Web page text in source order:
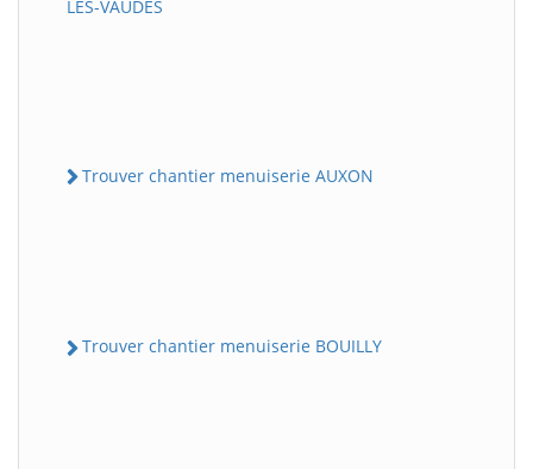
LES-VAUDES
Trouver chantier menuiserie AUXON
Trouver chantier menuiserie BOUILLY